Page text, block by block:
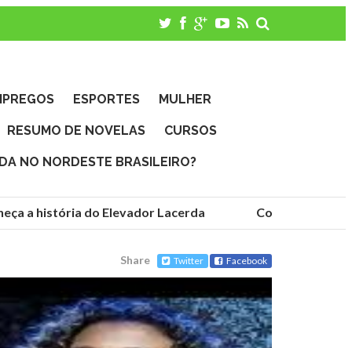
ESPORTES MULHER
RESUMO DE NOVELAS CURSOS
NO NORDESTE BRASILEIRO?
a história do Elevador Lacerda Conheça as
Share Twitter Facebook